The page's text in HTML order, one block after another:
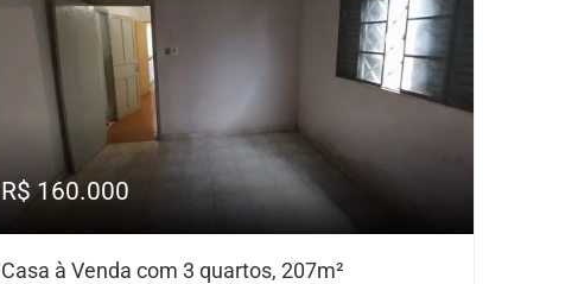
R$ 160.000
Casa à Venda com 3 quartos, 207m²